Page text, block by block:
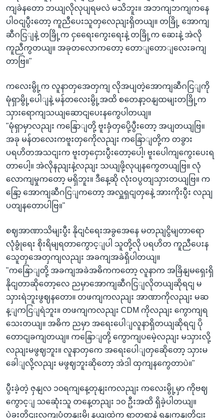
ကျခဲနတော ဘယျလိုလုပျရမလဲ မသိဘူး။ အဘကျဘကျကနေ
ပါဝငျပွီးတော့ ကူညီပေးသူတှလေညျးရှိတယျ။ တခြို့ အောကျ
ဆီဂငြျနဲ့ တခြို့က ငှရေေးကွေးရေးနဲ့ တခြို့က ဆေးနဲ့ အဲလို
ကူညီကွတယျ။ အခုတလောကတော့ တောျတောျလေးခကျ
တာဗြ။"
ကလေးမွို့က လူနာတှအေတှကျ လိုအပျတဲ့အောကျဆီဂငြျကို
မုံရှာမွို့ပေါျနဲ့ မန်တလေးမွို့အထိ စတေနာ့ဝနျထမျးတခြို့က
သှားရောကျသယျဆောငျပေးနကွေပါတယျ။
"မုံရှာမှာလညျး ကနြောျတို့ ဗူးခှံတှပေို့ပွီးတော့ အပျတယျဗြ။
အခု မန်တလေးကဗူးတှကေိုလညျး ကနြောျတို့က တခွား
ပရဟိတအသငျးက ဗူးတှငှေားပွီးတော့ပေါ့၊ ဗူးပေါကျကွေးပေးရ
တာပေါ့။ အဲလိုနညျးနဲ့လညျး သယျဖို့လုပျနကွေတယျဗြ။ လုံ
လောကျမှုကတော့ မရှိဘူး။ ဒီနေ့ဆို လုံးဝပွတျသှားတယျဗြ။ က
နြော့ အောကျဆီဂငြျကတော့ အလှူရှငျတှနေဲ့ အားကိုးပွီး လညျ
ပတျနတောပါဗြ။"
စဈအာဏာသိမျးပွီး နိုငျငံရေးအခွအေနေ မတညျငွိမျတာရော
လုံခွုံရေး စိုးရိမျရတာကွောင့ျပါ သူတို့လို ပရဟိတ ကူညီပေးန
သေူတှအေတှကျလညျး အခကျအခဲရှိပါတယျ။
"ကနြောျတို့ အခကျအခဲအဓိကကတော့ လူနာက အခြိနျမရှေးရှိ
နိုငျတာဆိုတော့လေ ညမှာအောကျဆီဂငြျလိုတယျဆိုရငျ မ
သှားရဲဘူးဖွဈနတော။ တဖကျကလညျး အာဏာကိုလညျး မဆ
န့ျကငြျရဲဘူး။ တဖကျကလညျး CDM ကိုလညျး ကွောကျရ
သေးတယျ။ အဓိက ညမှာ အရေးပေါျလူနာရှိတယျဆိုရငျ ပို
တောငျခကျတယျ။ ကနြောျတို့ ကွောကျပမေဲ့လညျး မသှားလို့
လညျးမဖွဈဘူး။ လူနာတှကေ အရေးပေါျတှဆေိုတော့ သှားမ
ခေါျလို့လညျး မဖွဈဘူးဆိုတော့ အဲဒါ ထှကျနကွေတာပဲ။"
ပွီးခဲ့တဲ့ ဇှနျလ ၁၀ရကျနေ့တုနျးကလညျး ကလေးမွို့မှာ ကိုဗဈ
ကွောင့ျ သဆေုံးသူ တနေ့တညျး ၁၀ ဦးအထိ ရှိခဲ့ပါတယျ။
ပဲခူးတိုငျးလကျပံတနျးမွို့နယျထဲက ရှာတရှာနဲ့ ရနျကုနျတိုငျး